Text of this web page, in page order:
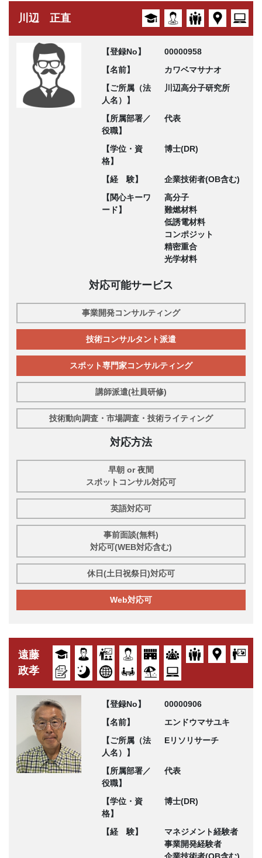
川辺 正直
【登録No】
00000958
【名前】
カワベマサナオ
【ご所属（法
人名）】
川辺高分子研究所
【所属部署／
役職】
代表
【学位・資
格】
博士(DR)
【経 験】
企業技術者(OB含む)
【関心キーワ
ード】
高分子
難燃材料
低誘電材料
コンポジット
精密重合
光学材料
対応可能サービス
事業開発コンサルティング
技術コンサルタント派遣
スポット専門家コンサルティング
講師派遣(社員研修)
技術動向調査・市場調査・技術ライティング
対応方法
早朝 or 夜間
スポットコンサル対応可
英語対応可
事前面談(無料)
対応可(WEB対応含む)
休日(土日祝祭日)対応可
Web対応可
遠藤
政孝
【登録No】
00000906
【名前】
エンドウマサユキ
【ご所属（法
人名）】
Eリソリサーチ
【所属部署／
役職】
代表
【学位・資
格】
博士(DR)
【経 験】
マネジメント経験者
事業開発経験者